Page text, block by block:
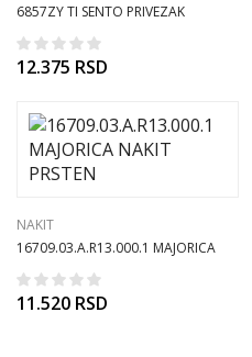
6857ZY TI SENTO PRIVEZAK
12.375 RSD
NAKIT
16709.03.A.R13.000.1 MAJORICA
NAKIT PRSTEN
11.520 RSD